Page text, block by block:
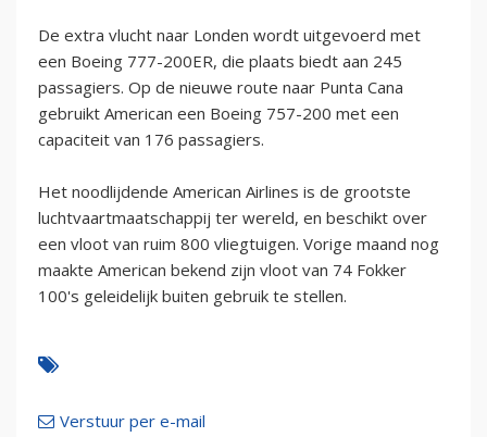
De extra vlucht naar Londen wordt uitgevoerd met
een Boeing 777-200ER, die plaats biedt aan 245
passagiers. Op de nieuwe route naar Punta Cana
gebruikt American een Boeing 757-200 met een
capaciteit van 176 passagiers.
Het noodlijdende American Airlines is de grootste
luchtvaartmaatschappij ter wereld, en beschikt over
een vloot van ruim 800 vliegtuigen. Vorige maand nog
maakte American bekend zijn vloot van 74 Fokker
100's geleidelijk buiten gebruik te stellen.
Verstuur per e-mail